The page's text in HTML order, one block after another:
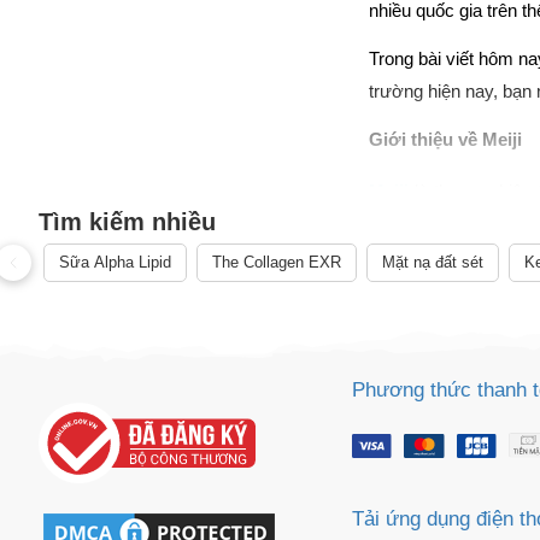
nhiều quốc gia trên
Trong bài viết hôm
trường hiện nay, bạn
Giới thiệu về Meiji
là thương hiệu
cứu và phát triển
1916: Công ty
1917: Công ty
Kyokuto
1921: Tokyo Conf
Tìm kiếm nhiều
Sữa Alpha Lipid The Collagen EXR Mặt nạ đất sét
Phương thức thanh
Tải ứng dụng điện